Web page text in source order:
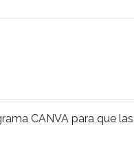
CANVA para que